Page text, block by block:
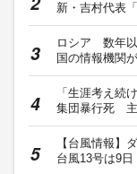
新・吉村代表
ロシア 数年
国の情報機
「生涯考え続
集団暴行死
【台風情報】
台風13号は9